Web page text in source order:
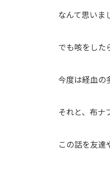
なんて思いま
でも咳をした
今度は経血の
それと、布ナ
この話を友達